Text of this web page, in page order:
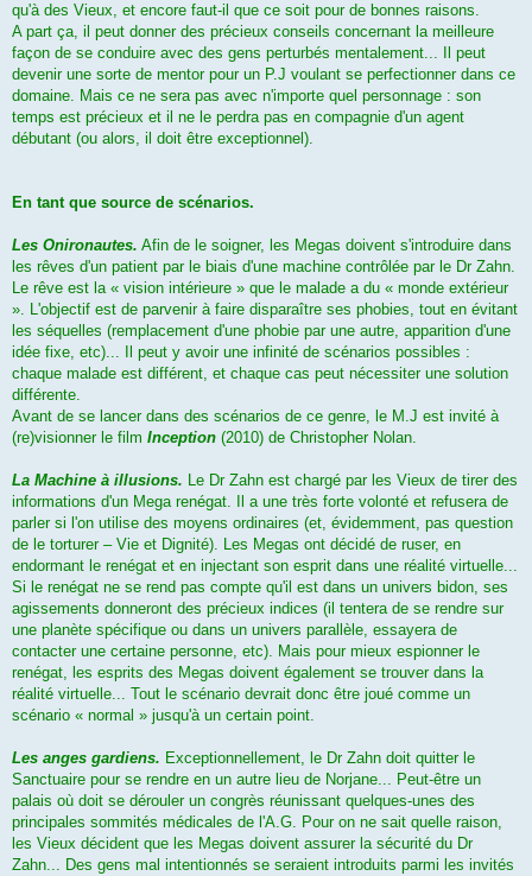
qu'à des Vieux, et encore faut-il que ce soit pour de bonnes raisons.
A part ça, il peut donner des précieux conseils concernant la meilleure
façon de se conduire avec des gens perturbés mentalement... Il peut
devenir une sorte de mentor pour un P.J voulant se perfectionner dans ce
domaine. Mais ce ne sera pas avec n'importe quel personnage : son
temps est précieux et il ne le perdra pas en compagnie d'un agent
débutant (ou alors, il doit être exceptionnel).
En tant que source de scénarios.
Les Onironautes. Afin de le soigner, les Megas doivent s'introduire dans
les rêves d'un patient par le biais d'une machine contrôlée par le Dr Zahn.
Le rêve est la « vision intérieure » que le malade a du « monde extérieur
». L'objectif est de parvenir à faire disparaître ses phobies, tout en évitant
les séquelles (remplacement d'une phobie par une autre, apparition d'une
idée fixe, etc)... Il peut y avoir une infinité de scénarios possibles :
chaque malade est différent, et chaque cas peut nécessiter une solution
différente.
Avant de se lancer dans des scénarios de ce genre, le M.J est invité à
(re)visionner le film Inception (2010) de Christopher Nolan.
La Machine à illusions. Le Dr Zahn est chargé par les Vieux de tirer des
informations d'un Mega renégat. Il a une très forte volonté et refusera de
parler si l'on utilise des moyens ordinaires (et, évidemment, pas question
de le torturer – Vie et Dignité). Les Megas ont décidé de ruser, en
endormant le renégat et en injectant son esprit dans une réalité virtuelle...
Si le renégat ne se rend pas compte qu'il est dans un univers bidon, ses
agissements donneront des précieux indices (il tentera de se rendre sur
une planète spécifique ou dans un univers parallèle, essayera de
contacter une certaine personne, etc). Mais pour mieux espionner le
renégat, les esprits des Megas doivent également se trouver dans la
réalité virtuelle... Tout le scénario devrait donc être joué comme un
scénario « normal » jusqu'à un certain point.
Les anges gardiens. Exceptionnellement, le Dr Zahn doit quitter le
Sanctuaire pour se rendre en un autre lieu de Norjane... Peut-être un
palais où doit se dérouler un congrès réunissant quelques-unes des
principales sommités médicales de l'A.G. Pour on ne sait quelle raison,
les Vieux décident que les Megas doivent assurer la sécurité du Dr
Zahn... Des gens mal intentionnés se seraient introduits parmi les invités